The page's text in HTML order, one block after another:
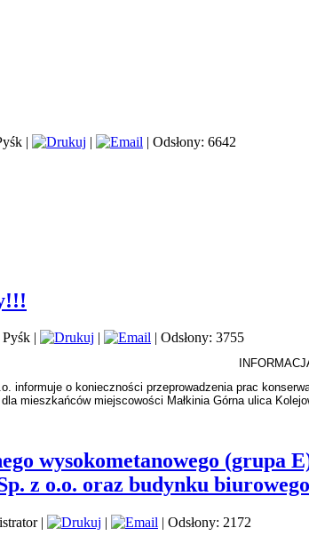
| | | Odsłony: 6642
| Odsłony: 3755
o konieczności przeprowadzenia prac
mieszkańców miejscowości Małkinia Górna ulica
wysokometanowego (grupa
z o.o. oraz budynku
| |
| Odsłony: 2172